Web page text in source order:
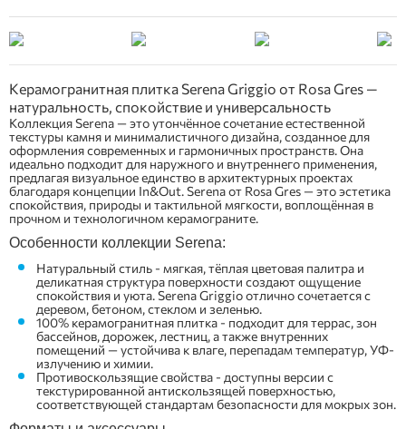
Керамогранитная плитка Serena Griggio от Rosa Gres —
натуральность, спокойствие и универсальность
Коллекция Serena — это утончённое сочетание естественной
текстуры камня и минималистичного дизайна, созданное для
оформления современных и гармоничных пространств. Она
идеально подходит для наружного и внутреннего применения,
предлагая визуальное единство в архитектурных проектах
благодаря концепции In&Out. Serena от Rosa Gres — это эстетика
спокойствия, природы и тактильной мягкости, воплощённая в
прочном и технологичном керамограните.
Особенности коллекции Serena:
Натуральный стиль - мягкая, тёплая цветовая палитра и
деликатная структура поверхности создают ощущение
спокойствия и уюта. Serena Griggio отлично сочетается с
деревом, бетоном, стеклом и зеленью.
100% керамогранитная плитка - подходит для террас, зон
бассейнов, дорожек, лестниц, а также внутренних
помещений — устойчива к влаге, перепадам температур, УФ-
излучению и химии.
Противоскользящие свойства - доступны версии с
текстурированной антискользящей поверхностью,
соответствующей стандартам безопасности для мокрых зон.